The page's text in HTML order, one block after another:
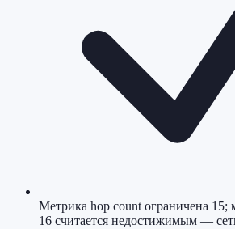
Метрика hop count ограничена 15;
16 считается недостижимым —